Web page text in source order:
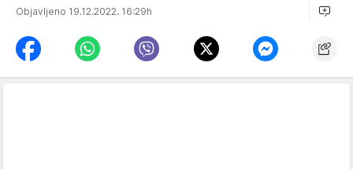
Objavljeno 19.12.2022. 16:29h